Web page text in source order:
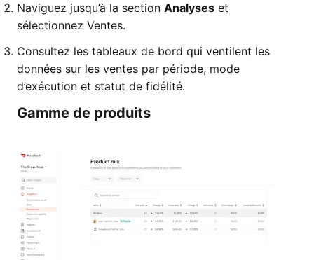
Naviguez jusqu’à la section Analyses et
sélectionnez Ventes.
Consultez les tableaux de bord qui ventilent les
données sur les ventes par période, mode
d’exécution et statut de fidélité.
Gamme de produits